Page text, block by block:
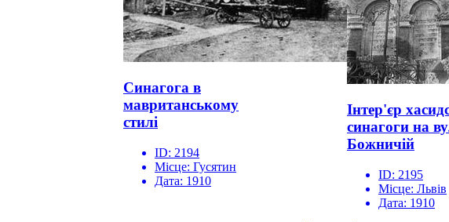
Синагога в
мавританському
стилі
ID: 2194
Місце: Гусятин
Дата: 1910
Інтер'єр
синагоги на
Божничій
ID: 2195
Місце: Львів
Дата: 1910